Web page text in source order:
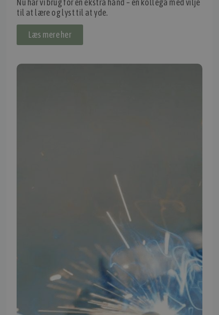
Thomas Møller Pedersen Aps.
Elmevej 18, Glyngøre 7870 Roslev
info@tmp.dk
CVR: 29625425
Artikler
TMP Historie
Cookie og Privatlivspolitik
Salgs- og leveringsbetingelser
Vores brands
09:00 - 16:00
09:00 - 15:30
Lukket
Nu har vi brug for en ekstra hånd – en kollega med vilje
til at lære og lyst til at yde.
Læs mere her